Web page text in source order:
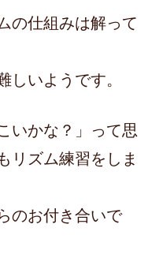
の仕組みは解って
しいようです。
いかな？」って思
ズム練習をしま
のお付き合いで